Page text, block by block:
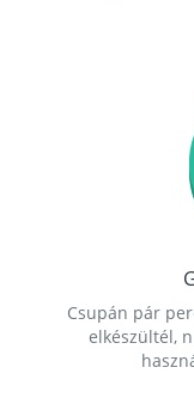
Csupán pár
elkészültél,